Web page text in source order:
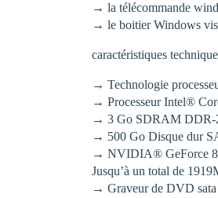
→ la télécommande
→ le boitier Windows
caractéristiques
→ Technologie
→ Processeur Intel®
→ 3 Go SDRAM DDR-
→ 500 Go Disque dur
→ NVIDIA® GeForce
Jusqu’à un total de
→ Graveur de DVD sata